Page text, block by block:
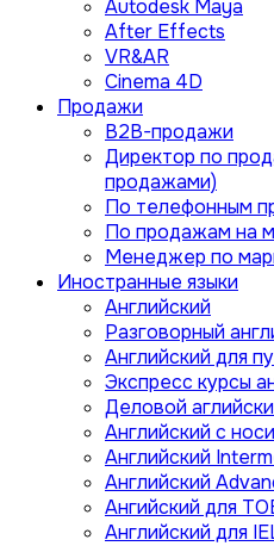
Autodesk Maya
After Effects
VR&AR
Cinema 4D
Продажи
B2B-продажи
Директор по
продажами)
По телефонным
По продажам на
Менеджер по
Иностранные языки
Английский
Разговорный
Английский для
Экспресс курсы
Деловой
Английский с
Английский
Английский
Ангийский для
Английский для